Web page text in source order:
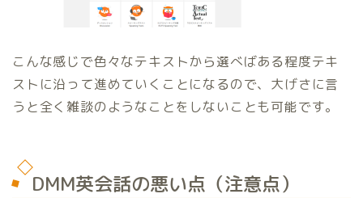
こんな感じで色々なテキストから選べばある程度テキ
ストに沿って進めていくことになるので、大げさに言
うと全く雑談のようなことをしないことも可能です。
DMM英会話の悪い点（注意点）